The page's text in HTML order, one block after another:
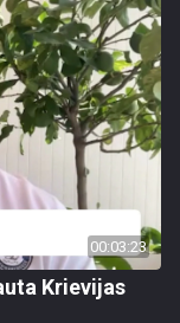
00:03:23
Krievijas